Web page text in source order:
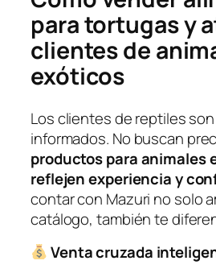
para tortugas y
clientes de
exóticos
Los clientes de reptiles
informados. No buscan
productos para animales
reflejen experiencia y
contar con Mazuri no solo
catálogo, también te
Venta cruzada